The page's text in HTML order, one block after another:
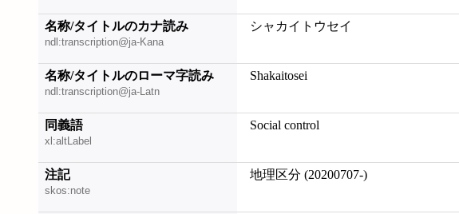
名称/タイトルのカナ読み
ndl:transcription@ja-Kana
シャカイトウセイ
名称/タイトルのローマ字読み
ndl:transcription@ja-Latn
Shakaitosei
同義語
xl:altLabel
Social control
注記
skos:note
地理区分 (20200707-)